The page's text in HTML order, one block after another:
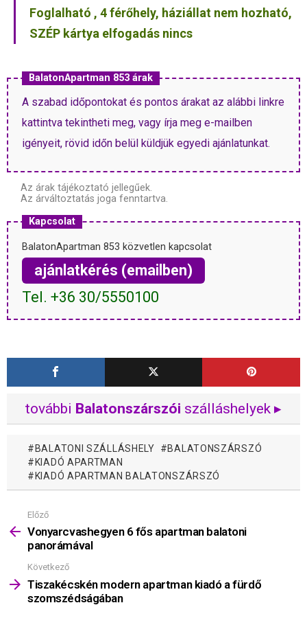
Foglalható , 4 férőhely, háziállat nem hozható,
SZÉP kártya elfogadás nincs
BalatonApartman 853 árak
A szabad időpontokat és pontos árakat az alábbi linkre
kattintva tekintheti meg, vagy írja meg e-mailben
igényeit, rövid időn belül küldjük egyedi ajánlatunkat.
Az árak tájékoztató jellegűek.
Az árváltoztatás joga fenntartva.
Kapcsolat
BalatonApartman 853 közvetlen kapcsolat
ajánlatkérés (emailben)
Tel. +36 30/5550100
további Balatonszárszói szálláshelyek ▸
BALATONI SZÁLLÁSHELY
BALATONSZÁRSZÓ
KIADÓ APARTMAN
KIADÓ APARTMAN BALATONSZÁRSZÓ
Mutass
többet
Előző
Vonyarcvashegyen 6 fős apartman balatoni
panorámával
Következő
Tiszakécskén modern apartman kiadó a fürdő
szomszédságában